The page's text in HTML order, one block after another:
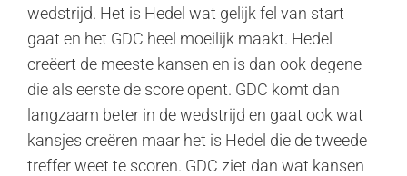
wedstrijd. Het is Hedel wat gelijk fel van start
gaat en het GDC heel moeilijk maakt. Hedel
creëert de meeste kansen en is dan ook degene
die als eerste de score opent. GDC komt dan
langzaam beter in de wedstrijd en gaat ook wat
kansjes creëren maar het is Hedel die de tweede
treffer weet te scoren. GDC ziet dan wat kansen